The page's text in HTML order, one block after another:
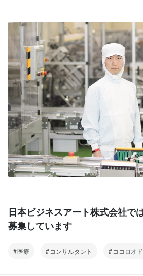
日本ビジネスアート株式会社で
募集しています
医療 コンサルタント ココロオ